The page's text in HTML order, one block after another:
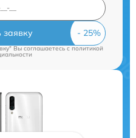
заявку
Вы соглашаетесь cполитикой